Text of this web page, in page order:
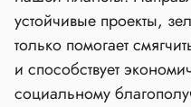
устойчивые проекты,
только помогает
и способствует
социальному